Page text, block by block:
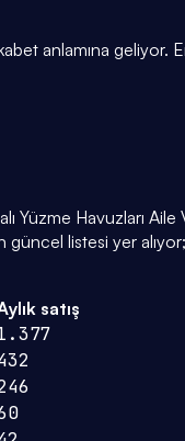
anlamına geliyor.
Yüzme Havuzları
güncel listesi yer
satış